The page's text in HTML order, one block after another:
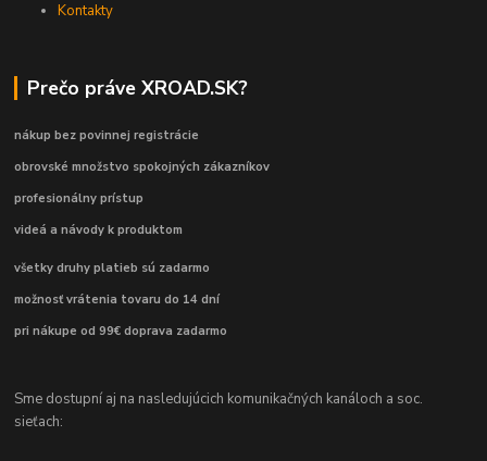
Kontakty
Prečo práve XROAD.SK?
nákup bez povinnej registrácie
obrovské množstvo spokojných zákazníkov
profesionálny prístup
videá a návody k produktom
všetky druhy platieb sú zadarmo
možnosť vrátenia tovaru do 14 dní
pri nákupe od 99€ doprava zadarmo
Sme dostupní aj na nasledujúcich komunikačných kanáloch a soc.
sieťach: